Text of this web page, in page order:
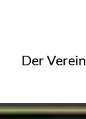
Der Verein